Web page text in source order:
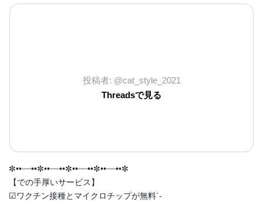
投稿者: @cat_style_2021
Threadsで見る
✼••┈┈••✼••┈┈••✼••┈┈••✼••┈┈••✼
【での手厚いサービス】
︎︎︎︎☑︎ワクチン接種とマイクロチップが無料︎´-